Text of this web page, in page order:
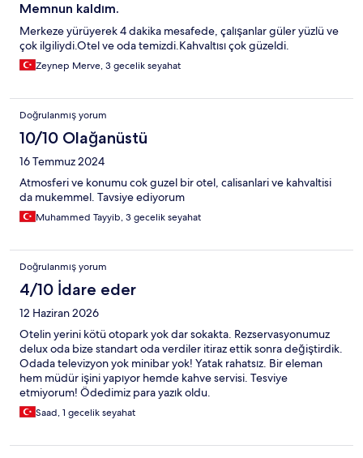
Memnun kaldım.
Merkeze yürüyerek 4 dakika mesafede, çalışanlar güler yüzlü ve
çok ilgiliydi.Otel ve oda temizdi.Kahvaltısı çok güzeldi.
Zeynep Merve, 3 gecelik seyahat
Doğrulanmış yorum
10/10 Olağanüstü
16 Temmuz 2024
Atmosferi ve konumu cok guzel bir otel, calisanlari ve kahvaltisi
da mukemmel. Tavsiye ediyorum
Muhammed Tayyib, 3 gecelik seyahat
Doğrulanmış yorum
4/10 İdare eder
12 Haziran 2026
Otelin yerini kötü otopark yok dar sokakta. Rezservasyonumuz
delux oda bize standart oda verdiler itiraz ettik sonra değiştirdik.
Odada televizyon yok minibar yok! Yatak rahatsız. Bir eleman
hem müdür işini yapıyor hemde kahve servisi. Tesviye
etmiyorum! Ödedimiz para yazık oldu.
Saad, 1 gecelik seyahat